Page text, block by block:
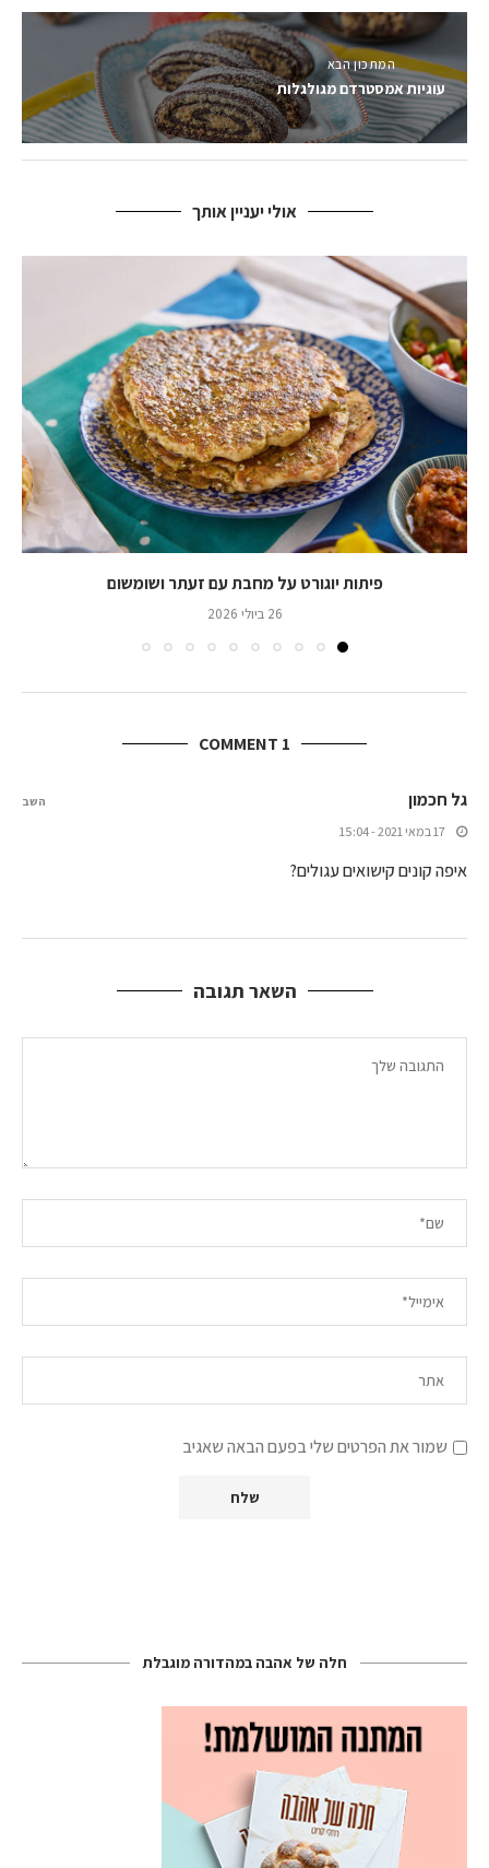
המתכון הבא
עוגיות אמסטרדם מגולגלות
אולי יעניין אותך
פיתות יוגורט על מחבת עם זעתר ושומשום
26 ביולי 2026
1 COMMENT
גל חכמון
17 במאי 2021 - 15:04
איפה קונים קישואים עגולים?
השב
השאר תגובה
שמור את הפרטים שלי בפעם הבאה שאגיב
חלה של אהבה במהדורה מוגבלת